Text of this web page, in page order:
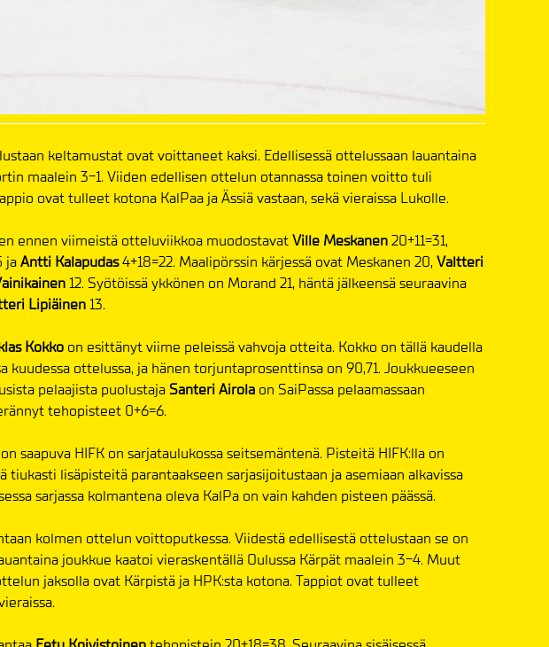
keltamustat ovat voittaneet kaksi. Edellisessä ottelussaan lauantaina
maalein 3-1. Viiden edellisen ottelun otannassa toinen voitto tuli
ovat tulleet kotona KalPaa ja Ässiä vastaan, sekä vieraissa Lukolle.
ennen viimeistä otteluviikkoa muodostavatVille Meskanen20+11=31,
jaAntti Kalapudas4+18=22. Maalipörssin kärjessä ovat Meskanen 20, Valtteri
12. Syötöissä ykkönen on Morand 21, häntä jälkeensä seuraavina
Lipiäinen13.
Kokko on esittänyt viime peleissä vahvoja otteita. Kokko on tällä kaudella
kuudessa ottelussa, ja hänen torjuntaprosenttinsa on 90,71. Joukkueeseen
pelaajista puolustaja Santeri Airola on SaiPassa pelaamassaan
tehopisteet 0+6=6.
saapuva HIFK on sarjataulukossa seitsemäntenä. Pisteitä HIFK:lla on
tiukasti lisäpisteitä parantaakseen sarjasijoitustaan ja asemiaan alkavissa
sarjassa kolmantena oleva KalPa on vain kahden pisteen päässä.
kolmen ottelun voittoputkessa. Viidestä edellisestä ottelustaan se on
joukkue kaatoi vieraskentällä Oulussa Kärpät maalein 3-4. Muut
jaksolla ovat Kärpistä ja HPK:sta kotona. Tappiot ovat tulleet